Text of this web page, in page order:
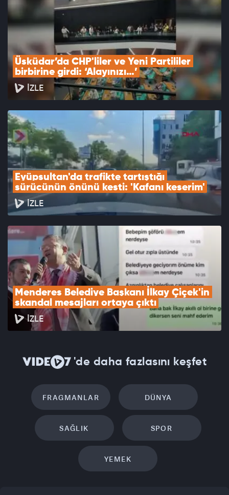
Üsküdar’da CHP'liler ve Yeni Partililer
birbirine girdi: ‘Alayınızı…’
İZLE
Eyüpsultan'da trafikte tartıştığı
sürücünün önünü kesti: 'Kafanı keserim'
İZLE
Menderes Belediye Başkanı İlkay Çiçek'in
skandal mesajları ortaya çıktı
İZLE
'de daha fazlasını keşfet
FRAGMANLAR DÜNYA
SAĞLIK SPOR
YEMEK